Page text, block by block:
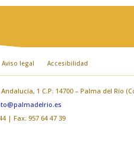
Aviso legal Accesibilidad
1 C.P: 14700 – Palma del Río
| Fax: 957 64 47 39